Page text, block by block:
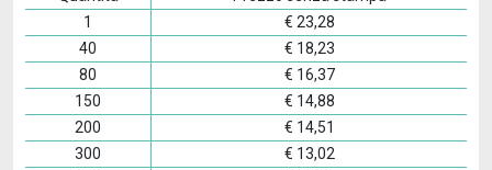
1
€ 23,28
40
€ 18,23
80
€ 16,37
150
€ 14,88
200
€ 14,51
300
€ 13,02